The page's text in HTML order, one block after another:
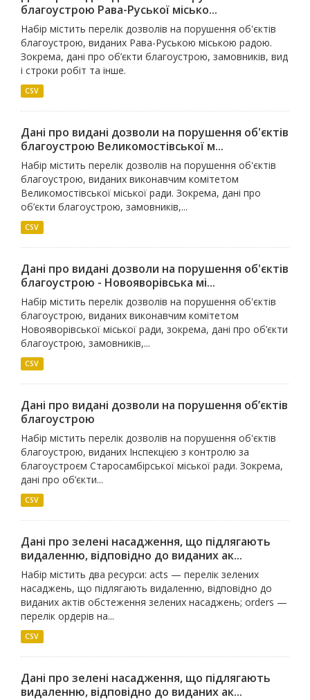
благоустрою Рава-Руської місько...
Набір містить перелік дозволів на порушення об'єктів
благоустрою, виданих Рава-Руською міською радою.
Зокрема, дані про об’єкти благоустрою, замовників, вид
і строки робіт та інше.
CSV
Дані про видані дозволи на порушення об'єктів
благоустрою Великомостівської м...
Набір містить перелік дозволів на порушення об'єктів
благоустрою, виданих виконавчим комітетом
Великомостівської міської ради. Зокрема, дані про
об’єкти благоустрою, замовників,...
CSV
Дані про видані дозволи на порушення об'єктів
благоустрою - Новояворівська мі...
Набір містить перелік дозволів на порушення об'єктів
благоустрою, виданих виконавчим комітетом
Новояворівської міської ради, зокрема, дані про об’єкти
благоустрою, замовників,...
CSV
Дані про видані дозволи на порушення об’єктів
благоустрою
Набір містить перелік дозволів на порушення об'єктів
благоустрою, виданих Інспекцією з контролю за
благоустроєм Старосамбірської міської ради. Зокрема,
дані про об’єкти...
CSV
Дані про зелені насадження, що підлягають
видаленню, відповідно до виданих ак...
Набір містить два ресурси: acts — перелік зелених
насаджень, що підлягають видаленню, відповідно до
виданих актів обстеження зелених насаджень; orders —
перелік ордерів на...
CSV
Дані про зелені насадження, що підлягають
видаленню, відповідно до виданих ак...